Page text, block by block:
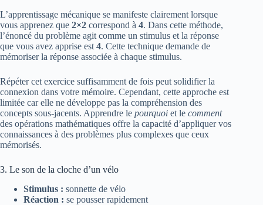
L’apprentissage mécanique se manifeste clairement lorsque
vous apprenez que 2×2 correspond à 4. Dans cette méthode,
l’énoncé du problème agit comme un stimulus et la réponse
que vous avez apprise est 4. Cette technique demande de
mémoriser la réponse associée à chaque stimulus.
Répéter cet exercice suffisamment de fois peut solidifier la
connexion dans votre mémoire. Cependant, cette approche est
limitée car elle ne développe pas la compréhension des
concepts sous-jacents. Apprendre le pourquoi et le comment
des opérations mathématiques offre la capacité d’appliquer vos
connaissances à des problèmes plus complexes que ceux
mémorisés.
3. Le son de la cloche d’un vélo
Stimulus : sonnette de vélo
Réaction : se pousser rapidement